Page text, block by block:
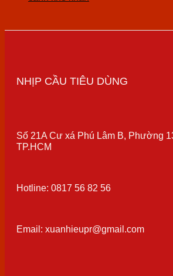
NHỊP CẦU TIÊU DÙNG
Số 21A Cư xá Phú Lâm B, Phường
TP.HCM
Hotline: 0817 56 82 56
Email: xuanhieupr@gmail.com